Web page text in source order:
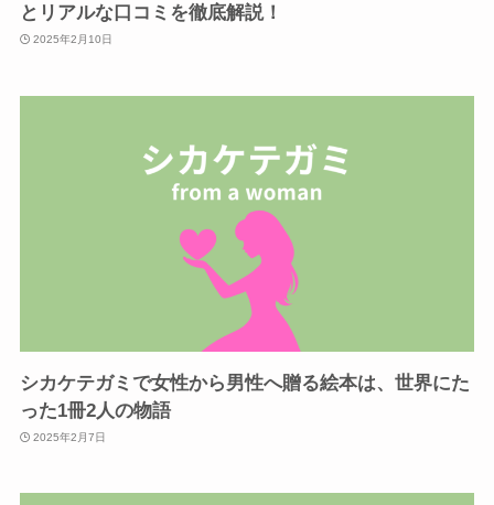
とリアルな口コミを徹底解説！
2025年2月10日
シカケテガミで女性から男性へ贈る絵本は、世界にた
った1冊2人の物語
2025年2月7日